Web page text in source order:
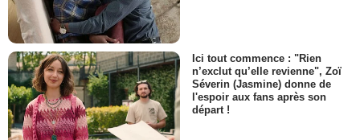
Ici tout commence : "Rien
n’exclut qu’elle revienne", Zoï
Séverin (Jasmine) donne de
l'espoir aux fans après son
départ !